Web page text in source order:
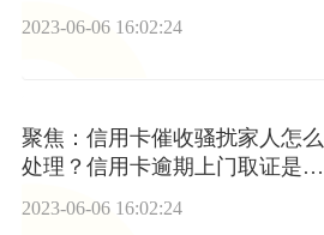
高不高？
2023-06-06 16:02:24
聚焦：信用卡催收骚扰家人怎么
处理？信用卡逾期上门取证是真
的吗？
2023-06-06 16:02:24